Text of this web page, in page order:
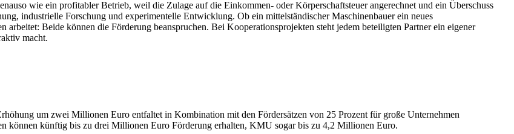
wie ein profitabler Betrieb, weil die Zulage auf die Einkommen- oder Körperschaftsteuer angerechnet und ein Überschuss
industrielle Forschung und experimentelle Entwicklung. Ob ein mittelständischer Maschinenbauer ein neues
arbeitet: Beide können die Förderung beanspruchen. Bei Kooperationsprojekten steht jedem beteiligten Partner ein eigener
macht.
um zwei Millionen Euro entfaltet in Kombination mit den Fördersätzen von 25 Prozent für große Unternehmen
können künftig bis zu drei Millionen Euro Förderung erhalten, KMU sogar bis zu 4,2 Millionen Euro.